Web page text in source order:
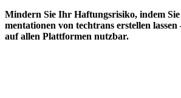
Mindern Sie Ihr Haftungs­risiko, indem
men­ta­tionen von techtrans erstellen
auf allen Platt­formen nutzbar.